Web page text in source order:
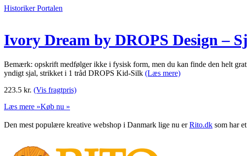
Historiker Portalen
Ivory Dream by DROPS Design –
Bemærk: opskrift medfølger ikke i fysisk form, men du kan finde den helt
yndigt sjal, strikket i 1 tråd DROPS Kid-Silk (Læs mere)
223.5 kr. (Vis fragtpris)
Læs mere »Køb nu »
Den mest populære kreative webshop i Danmark lige nu erRito.dk som har